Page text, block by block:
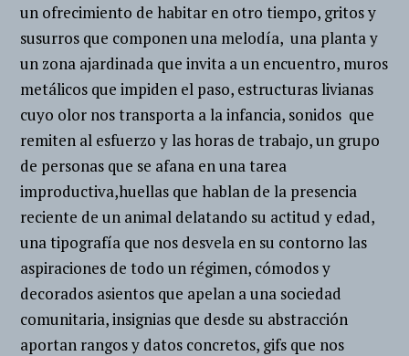
un ofrecimiento de habitar en otro tiempo, gritos y
susurros que componen una melodía, una planta y
un zona ajardinada que invita a un encuentro, muros
metálicos que impiden el paso, estructuras livianas
cuyo olor nos transporta a la infancia, sonidos que
remiten al esfuerzo y las horas de trabajo, un grupo
de personas que se afana en una tarea
improductiva,huellas que hablan de la presencia
reciente de un animal delatando su actitud y edad,
una tipografía que nos desvela en su contorno las
aspiraciones de todo un régimen, cómodos y
decorados asientos que apelan a una sociedad
comunitaria, insignias que desde su abstracción
aportan rangos y datos concretos, gifs que nos